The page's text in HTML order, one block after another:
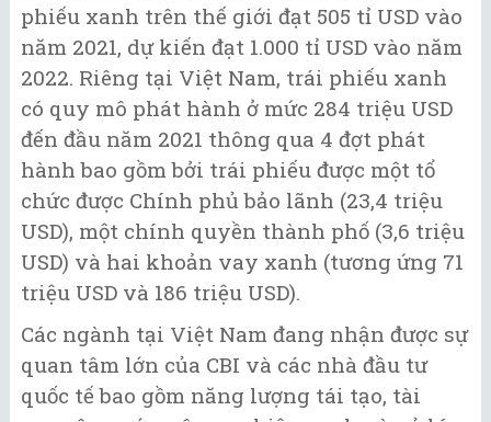
phiếu xanh trên thế giới đạt 505 tỉ USD vào
năm 2021, dự kiến đạt 1.000 tỉ USD vào năm
2022. Riêng tại Việt Nam, trái phiếu xanh
có quy mô phát hành ở mức 284 triệu USD
đến đầu năm 2021 thông qua 4 đợt phát
hành bao gồm bởi trái phiếu được một tổ
chức được Chính phủ bảo lãnh (23,4 triệu
USD), một chính quyền thành phố (3,6 triệu
USD) và hai khoản vay xanh (tương ứng 71
triệu USD và 186 triệu USD).
Các ngành tại Việt Nam đang nhận được sự
quan tâm lớn của CBI và các nhà đầu tư
quốc tế bao gồm năng lượng tái tạo, tài